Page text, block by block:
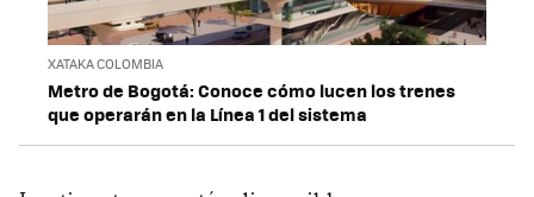
XATAKA COLOMBIA
Metro de Bogotá: Conoce cómo lucen los trenes
que operarán en la Línea 1 del sistema